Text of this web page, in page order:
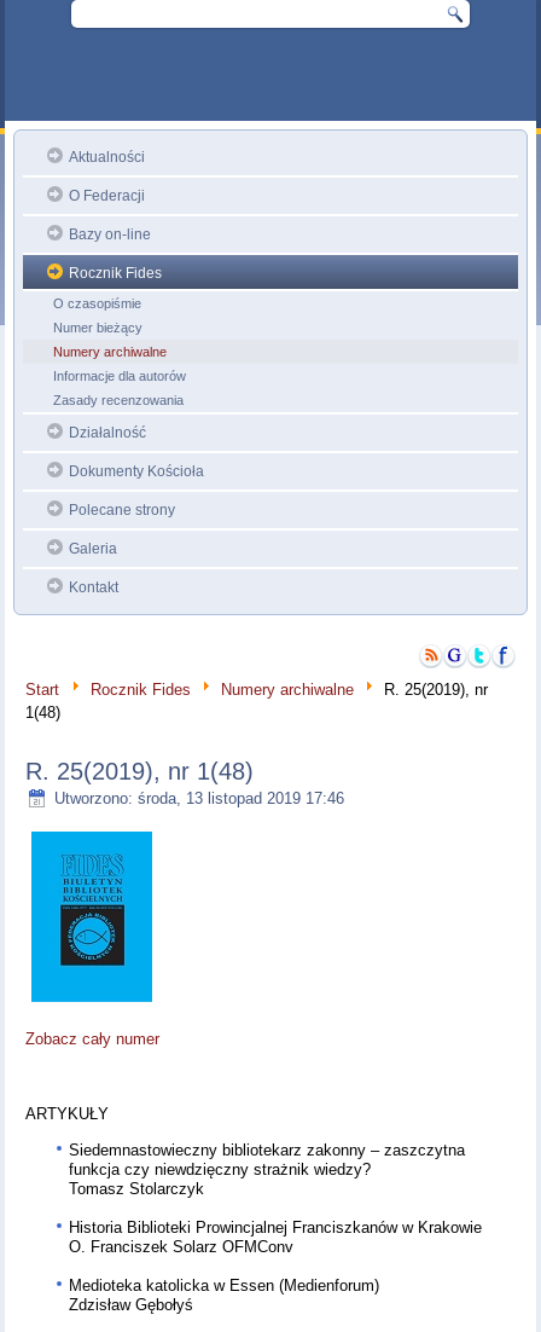
Aktualności
O Federacji
Bazy on-line
Rocznik Fides
O czasopiśmie
Numer bieżący
Numery archiwalne
Informacje dla autorów
Zasady recenzowania
Działalność
Dokumenty Kościoła
Polecane strony
Galeria
Kontakt
Start Rocznik Fides Numery archiwalne
R. 25(2019), nr
1(48)
R. 25(2019), nr 1(48)
Utworzono: środa, 13 listopad 2019 17:46
Zobacz cały numer
ARTYKUŁY
Siedemnastowieczny bibliotekarz zakonny – zaszczytna
funkcja czy niewdzięczny strażnik wiedzy?
Tomasz Stolarczyk
Historia Biblioteki Prowincjalnej Franciszkanów w Krakowie
O. Franciszek Solarz OFMConv
Medioteka katolicka w Essen (Medienforum)
Zdzisław Gębołyś